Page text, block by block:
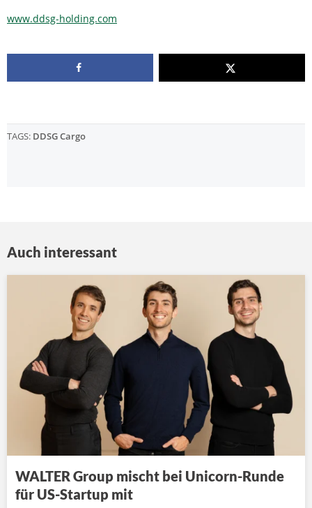
www.ddsg-holding.com
TAGS: DDSG Cargo
Auch interessant
WALTER Group mischt bei Unicorn-Runde
für US-Startup mit